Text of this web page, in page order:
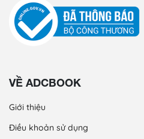
VỀ ADCBOOK
Giới thiệu
Điều khoản sử dụng